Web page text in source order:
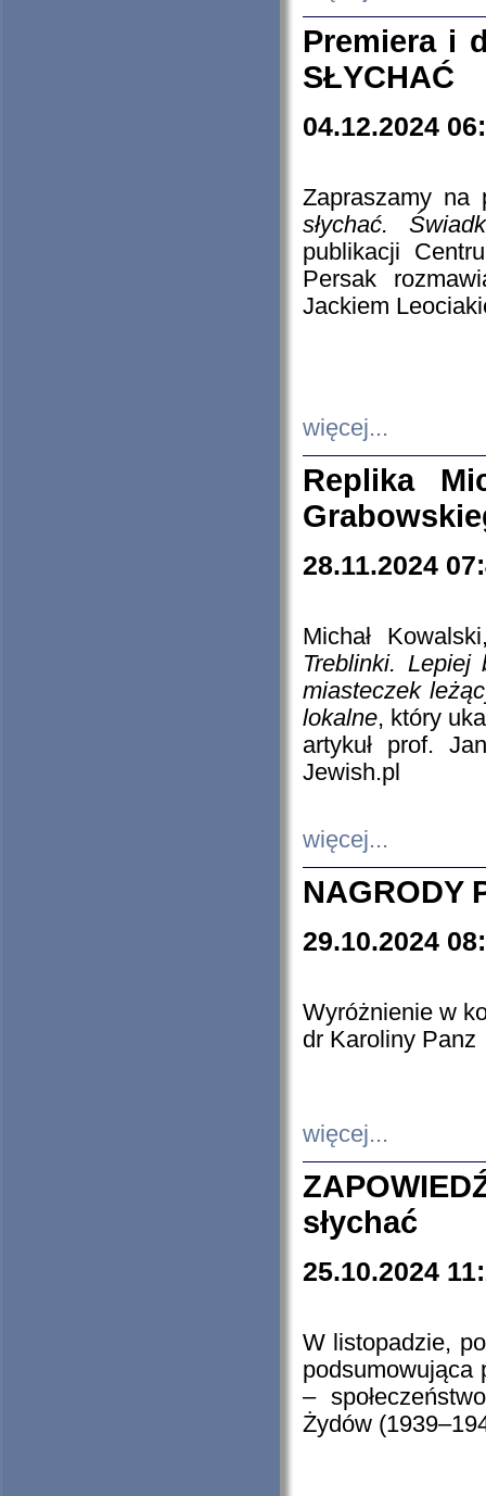
Premiera i
SŁYCHAĆ
04.12.2024
Zapraszamy
słychać.
publikacji
Persak
Jackiem
więcej...
Replika
28.11.2024
Michał
Treblinki. Lepiej
miasteczek
lokalne, który
artykuł prof.
Jewish.pl
więcej...
NAGRODY
29.10.2024
Wyróżnienie w
dr Karoliny Panz
więcej...
słychać
25.10.2024
W listopadzie,
podsumowująca
–
Żydów